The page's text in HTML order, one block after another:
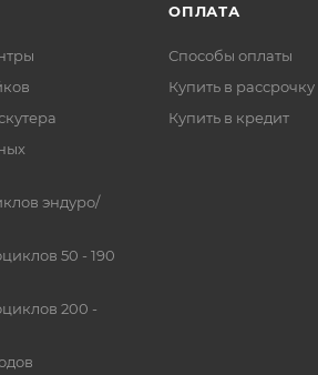
эндуро/
50 - 190
200 -
ОПЛАТА
Способы оплаты
Купить в рассрочку
Купить в кредит